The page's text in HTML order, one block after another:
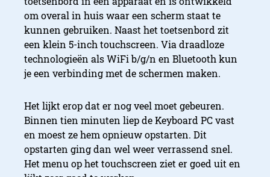
om overal in huis waar een scherm staat te
kunnen gebruiken. Naast het toetsenbord zit
een klein 5-inch touchscreen. Via draadloze
technologieën als WiFi b/g/n en Bluetooth kun
je een verbinding met de schermen maken.
Het lijkt erop dat er nog veel moet gebeuren.
Binnen tien minuten liep de Keyboard PC vast
en moest ze hem opnieuw opstarten. Dit
opstarten ging dan wel weer verrassend snel.
Het menu op het touchscreen ziet er goed uit en